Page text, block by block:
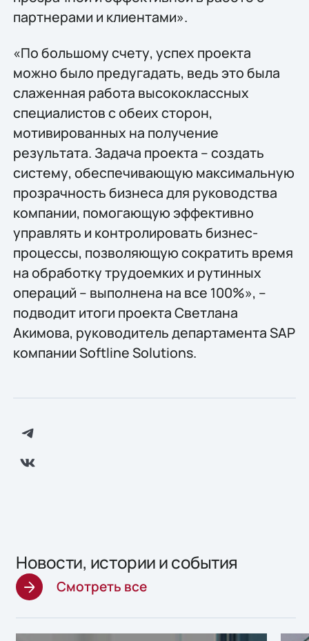
партнерами и клиентами».
«По большому счету, успех проекта
можно было предугадать, ведь это была
слаженная работа высококлассных
специалистов с обеих сторон,
мотивированных на получение
результата. Задача проекта – создать
систему, обеспечивающую максимальную
прозрачность бизнеса для руководства
компании, помогающую эффективно
управлять и контролировать бизнес-
процессы, позволяющую сократить время
на обработку трудоемких и рутинных
операций – выполнена на все 100%», –
подводит итоги проекта Светлана
Акимова, руководитель департамента SAP
компании Softline Solutions.
Новости, истории и события
Смотреть все